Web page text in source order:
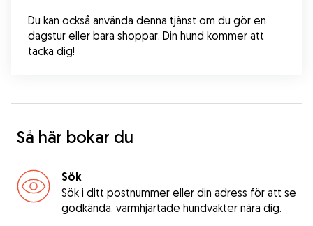
Du kan också använda denna tjänst om du gör en
dagstur eller bara shoppar. Din hund kommer att
tacka dig!
Så här bokar du
Sök
Sök i ditt postnummer eller din adress för att se
godkända, varmhjärtade hundvakter nära dig.